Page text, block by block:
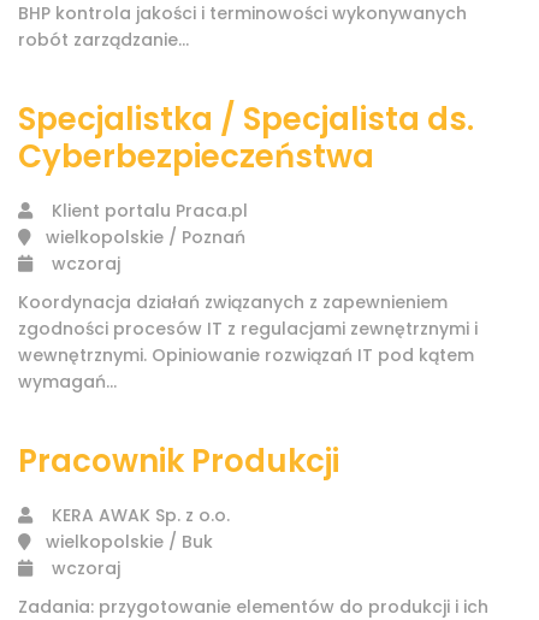
BHP kontrola jakości i terminowości wykonywanych
robót zarządzanie...
Specjalistka / Specjalista ds.
Cyberbezpieczeństwa
Klient portalu Praca.pl
wielkopolskie / Poznań
wczoraj
Koordynacja działań związanych z zapewnieniem
zgodności procesów IT z regulacjami zewnętrznymi i
wewnętrznymi. Opiniowanie rozwiązań IT pod kątem
wymagań...
Pracownik Produkcji
KERA AWAK Sp. z o.o.
wielkopolskie / Buk
wczoraj
Zadania: przygotowanie elementów do produkcji i ich